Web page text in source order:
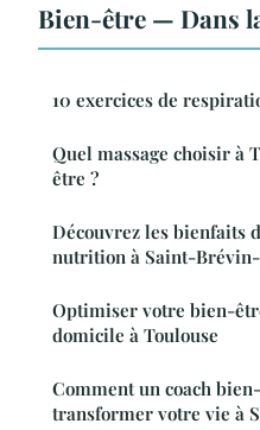
Bien-être — Dans
10 exercices de
Quel massage choisir à
être ?
Découvrez les bienfaits
nutrition à Saint-
Optimiser votre bien-
domicile à Toulouse
Comment un coach
transformer votre vie à